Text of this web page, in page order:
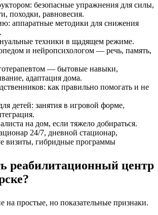
безопасные упражнения для силы,
походки, равновесия.
аппаратные методики для снижения
техники в щадящем режиме.
и нейропсихологом — речь, память,
— бытовые навыки,
адаптация дома.
как правильно помогать и не
детей: занятия в игровой форме,
на дом, если тяжело добираться.
24/7, дневной стационар,
визиты, гибридные программы
реабилитационный центр
на простые, но показательные признаки.